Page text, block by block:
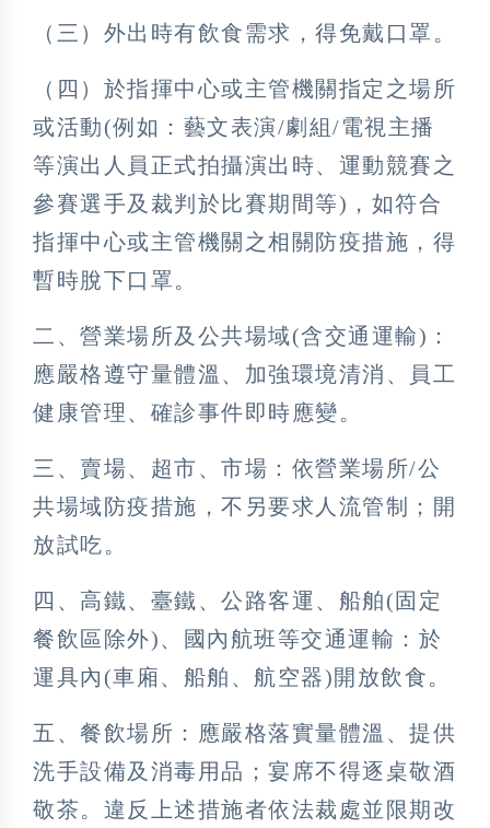
（三）外出時有飲食需求，得免戴口罩。
（四）於指揮中心或主管機關指定之場所
或活動(例如：藝文表演/劇組/電視主播
等演出人員正式拍攝演出時、運動競賽之
參賽選手及裁判於比賽期間等)，如符合
指揮中心或主管機關之相關防疫措施，得
暫時脫下口罩。
二、營業場所及公共場域(含交通運輸)：
應嚴格遵守量體溫、加強環境清消、員工
健康管理、確診事件即時應變。
三、賣場、超市、市場：依營業場所/公
共場域防疫措施，不另要求人流管制；開
放試吃。
四、高鐵、臺鐵、公路客運、船舶(固定
餐飲區除外)、國內航班等交通運輸：於
運具內(車廂、船舶、航空器)開放飲食。
五、餐飲場所：應嚴格落實量體溫、提供
洗手設備及消毒用品；宴席不得逐桌敬酒
敬茶。違反上述措施者依法裁處並限期改